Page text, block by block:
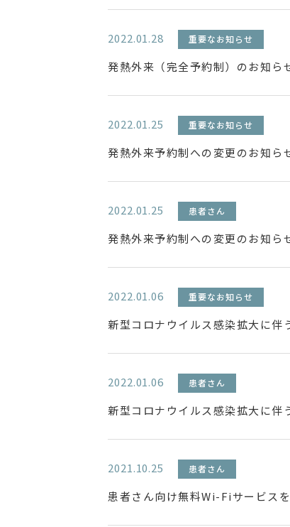
2022.01.28 重要なお知らせ
発熱外来（完全予約制）のお知ら
2022.01.25 重要なお知らせ
発熱外来予約制への変更のお知ら
2022.01.25 患者さん
発熱外来予約制への変更のお知ら
2022.01.06 重要なお知らせ
新型コロナウイルス感染拡大に伴
2022.01.06 患者さん
新型コロナウイルス感染拡大に伴
2021.10.25 患者さん
患者さん向け無料Wi-Fiサービス